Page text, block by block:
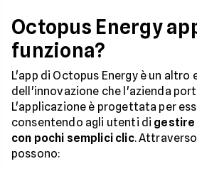
Octopus Energy
funziona?
L'app di Octopus Energy è un altro
dell'innovazione che l'azienda
L'applicazione è progettata per
consentendo agli utenti di gestire
con pochi semplici clic.
possono: